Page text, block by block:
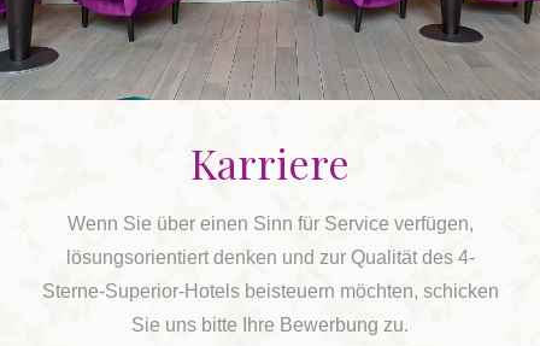
Karriere
Wenn Sie über einen Sinn für Service verfügen,
lösungsorientiert denken und zur Qualität des 4-
Sterne-Superior-Hotels beisteuern möchten, schicken
Sie uns bitte Ihre Bewerbung zu.